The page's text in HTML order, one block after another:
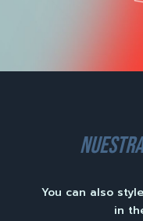
You can also
in